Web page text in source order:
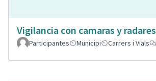
Vigilancia con camaras y radares
Participantes
Municipi Carrers i Vials